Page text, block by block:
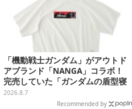
「機動戦士ガンダム」がアウトド
アブランド「NANGA」コラボ！
完売していた「ガンダムの盾型寝
袋」も2次受注開始
2026.8.7
Recommended by